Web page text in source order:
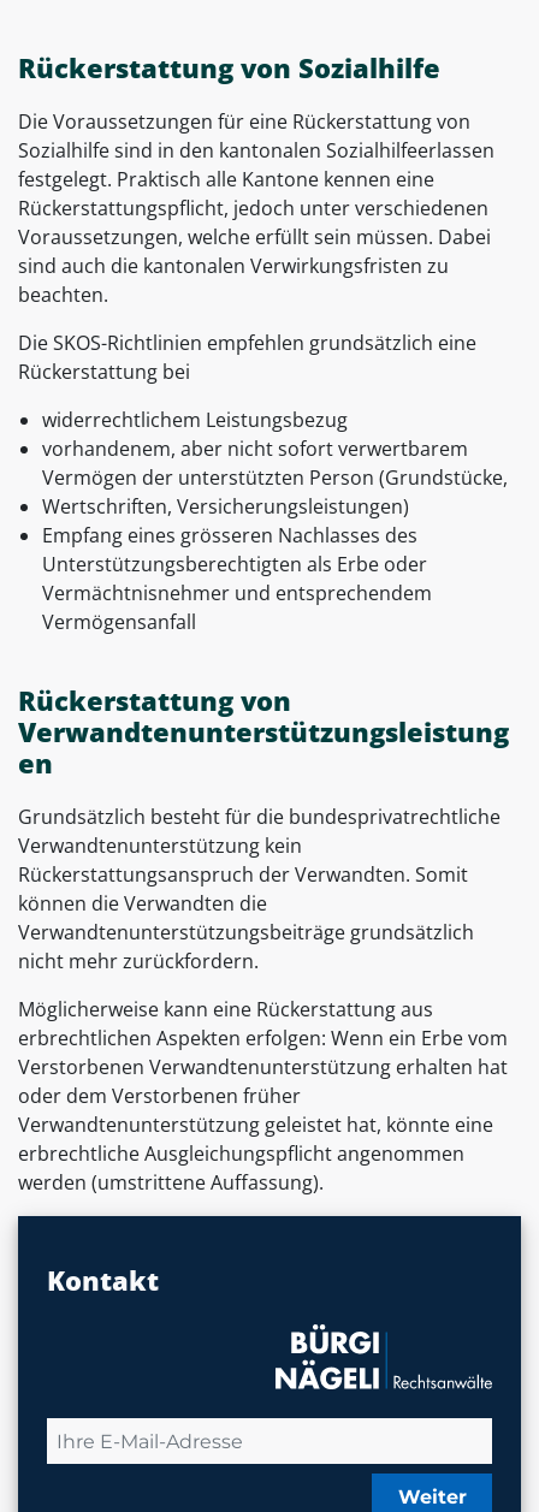
Rückerstattung von Sozialhilfe
Die Voraussetzungen für eine Rückerstattung von
Sozialhilfe sind in den kantonalen Sozialhilfeerlassen
festgelegt. Praktisch alle Kantone kennen eine
Rückerstattungspflicht, jedoch unter verschiedenen
Voraussetzungen, welche erfüllt sein müssen. Dabei
sind auch die kantonalen Verwirkungsfristen zu
beachten.
Die SKOS-Richtlinien empfehlen grundsätzlich eine
Rückerstattung bei
widerrechtlichem Leistungsbezug
vorhandenem, aber nicht sofort verwertbarem
Vermögen der unterstützten Person (Grundstücke,
Wertschriften, Versicherungsleistungen)
Empfang eines grösseren Nachlasses des
Unterstützungsberechtigten als Erbe oder
Vermächtnisnehmer und entsprechendem
Vermögensanfall
Rückerstattung von
Verwandtenunterstützungsleistung
en
Grundsätzlich besteht für die bundesprivatrechtliche
Verwandtenunterstützung kein
Rückerstattungsanspruch der Verwandten. Somit
können die Verwandten die
Verwandtenunterstützungsbeiträge grundsätzlich
nicht mehr zurückfordern.
Möglicherweise kann eine Rückerstattung aus
erbrechtlichen Aspekten erfolgen: Wenn ein Erbe vom
Verstorbenen Verwandtenunterstützung erhalten hat
oder dem Verstorbenen früher
Verwandtenunterstützung geleistet hat, könnte eine
erbrechtliche Ausgleichungspflicht angenommen
werden (umstrittene Auffassung).
Kontakt
Weiter